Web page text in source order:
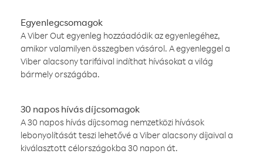
Egyenlegcsomagok
A Viber Out egyenleg hozzáadódik az egyenlegéhez,
amikor valamilyen összegben vásárol. A egyenleggel a
Viber alacsony tarifáival indíthat hívásokat a világ
bármely országába.
30 napos hívás díjcsomagok
A 30 napos hívás díjcsomag nemzetközi hívások
lebonyolítását teszi lehetővé a Viber alacsony díjaival a
kiválasztott célországokba 30 napon át.